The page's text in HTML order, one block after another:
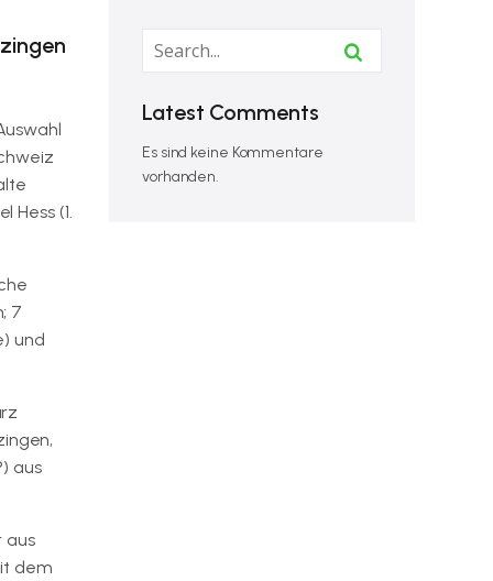
Hess (1.
7
und
aus
aus
dem
Latest Comments
Es sind keine Kommentare
vorhanden.